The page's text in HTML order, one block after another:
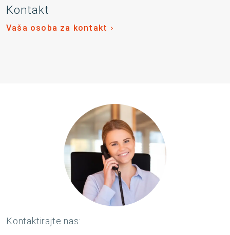
Kontakt
Vaša osoba za kontakt
Kontaktirajte nas: